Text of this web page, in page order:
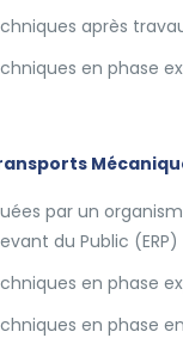
après
en phase
par un
du Public (ERP)
en phase
en phase